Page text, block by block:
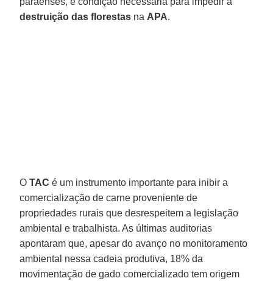
destruição das florestas na APA.
OTAC é um instrumento importante para inibir a
comercialização de carne proveniente de
propriedades rurais que desrespeitem a legislação
ambiental e trabalhista. As últimas auditorias
apontaram que, apesar do avanço no monitoramento
ambiental nessa cadeia produtiva, 18% da
movimentação de gado comercializado tem origem